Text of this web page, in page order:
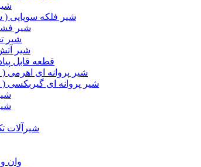
شیر فلکه سوپاپی
شیر
شیر
شیر
قطعه قابل
شیر پروانه ای اهرمی
شیر پروانه ای گیربکسی
شیرآلات
وان